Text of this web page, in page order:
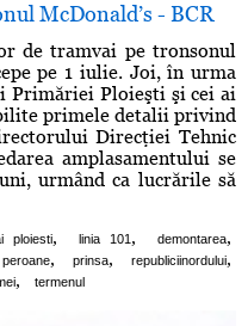
McDonald’s - BCR
de tramvai pe tronsonul
pe 1 iulie. Joi, în urma
Primăriei Ploieşti şi cei ai
primele detalii privind
Direcţiei Tehnic
amplasamentului se
urmând ca lucrările să
ploiesti, linia 101, demontarea,
peroane, prinsa, republiciinordului,
, termenul